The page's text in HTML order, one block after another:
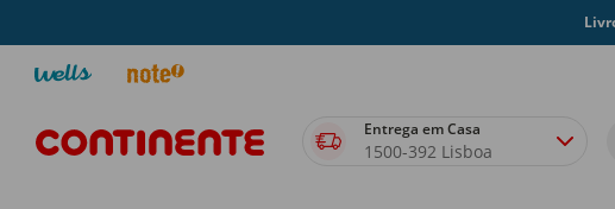
Entrega em Casa
1500-392 Lisboa